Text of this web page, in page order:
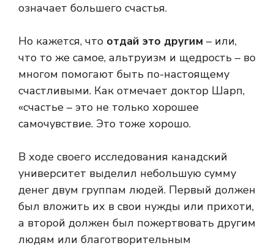
означает большего счастья.
Но кажется, что отдай это другим – или,
что то же самое, альтруизм и щедрость – во
многом помогают быть по-настоящему
счастливыми. Как отмечает доктор Шарп,
«счастье – это не только хорошее
самочувствие. Это тоже хорошо.
В ходе своего исследования канадский
университет выделил небольшую сумму
денег двум группам людей. Первый должен
был вложить их в свои нужды или прихоти,
а второй должен был пожертвовать другим
людям или благотворительным